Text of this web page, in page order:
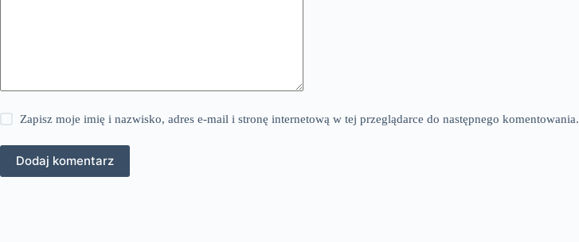
Zapisz moje imię i nazwisko, adres e-mail i stronę internetową w tej przeglądarce do następnego komentowania.
Dodaj komentarz